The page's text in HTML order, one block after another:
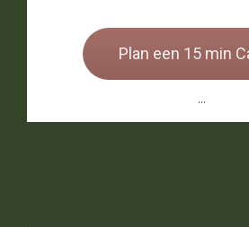
Plan een 15 min
...